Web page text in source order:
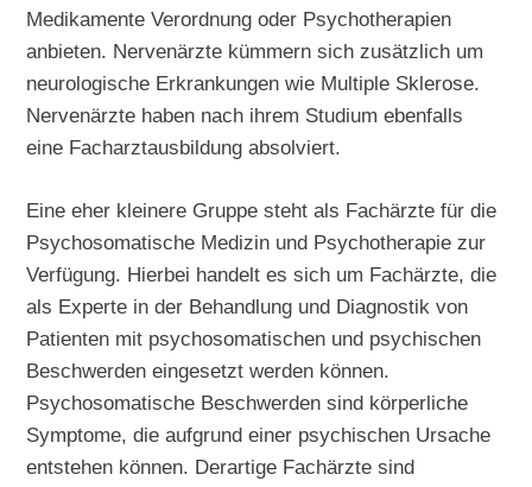
Medikamente Verordnung oder Psychotherapien
anbieten. Nervenärzte kümmern sich zusätzlich um
neurologische Erkrankungen wie Multiple Sklerose.
Nervenärzte haben nach ihrem Studium ebenfalls
eine Facharztausbildung absolviert.
Eine eher kleinere Gruppe steht als Fachärzte für die
Psychosomatische Medizin und Psychotherapie zur
Verfügung. Hierbei handelt es sich um Fachärzte, die
als Experte in der Behandlung und Diagnostik von
Patienten mit psychosomatischen und psychischen
Beschwerden eingesetzt werden können.
Psychosomatische Beschwerden sind körperliche
Symptome, die aufgrund einer psychischen Ursache
entstehen können. Derartige Fachärzte sind